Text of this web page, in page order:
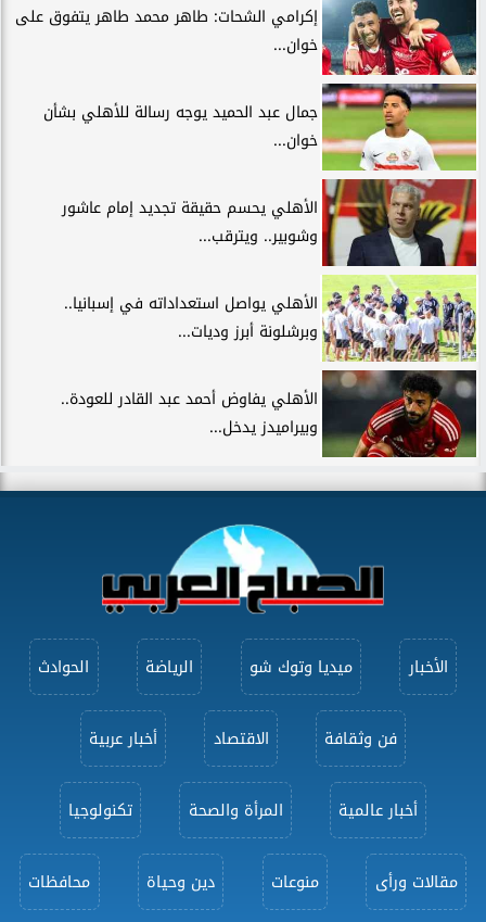
إكرامي الشحات: طاهر محمد طاهر يتفوق على
خوان...
جمال عبد الحميد يوجه رسالة للأهلي بشأن
خوان...
الأهلي يحسم حقيقة تجديد إمام عاشور
وشوبير.. ويترقب...
الأهلي يواصل استعداداته في إسبانيا..
وبرشلونة أبرز وديات...
الأهلي يفاوض أحمد عبد القادر للعودة..
وبيراميدز يدخل...
الأخبار ميديا وتوك شو الرياضة الحوادث
فن وثقافة الاقتصاد أخبار عربية
أخبار عالمية المرأة والصحة تكنولوجيا
مقالات ورأى منوعات دين وحياة محافظات